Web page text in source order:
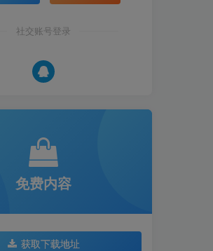
社交账号登录
免费内容
获取下载地址